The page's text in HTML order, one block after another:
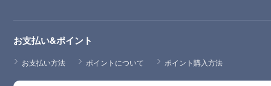
お支払い&ポイント
お支払い方法 ポイントについて ポイント購入方法